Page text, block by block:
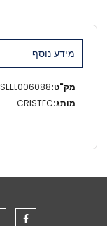
מידע נוסף
מידע
נוסף
SEEL006088
CRISTEC